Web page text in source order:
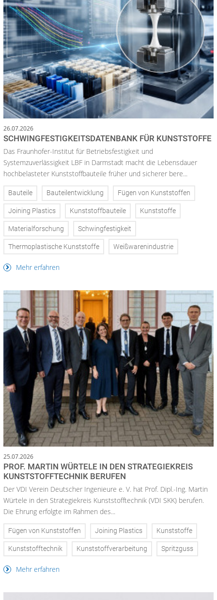
26.07.2026
SCHWINGFESTIGKEITSDATENBANK FÜR KUNSTSTOFFE
Das Fraunhofer-Institut für Betriebsfestigkeit und
Systemzuverlässigkeit LBF in Darmstadt macht die Lebensdauer
hochbelasteter Kunststoffbauteile früher und sicherer bere...
Bauteile Bauteilentwicklung Fügen von Kunststoffen
Joining Plastics Kunststoffbauteile Kunststoffe
Materialforschung Schwingfestigkeit
Thermoplastische Kunststoffe Weißwarenindustrie
Mehr erfahren
25.07.2026
PROF. MARTIN WÜRTELE IN DEN STRATEGIEKREIS
KUNSTSTOFFTECHNIK BERUFEN
Der VDI Verein Deutscher Ingenieure e. V. hat Prof. Dipl.-Ing. Martin
Würtele in den Strategiekreis Kunststofftechnik (VDI SKK) berufen.
Die Ehrung erfolgte im Rahmen des...
Fügen von Kunststoffen Joining Plastics Kunststoffe
Kunststofftechnik Kunststoffverarbeitung Spritzguss
Mehr erfahren